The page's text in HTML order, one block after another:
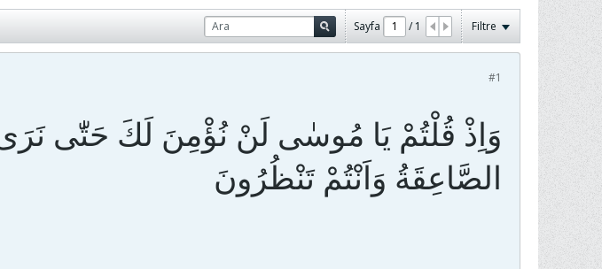
Sayfa /1 Filtre
#1
وَاِذْ قُلْتُمْ يَا مُوسٰى لَنْ نُؤْمِنَ لَكَ حَتّٰى